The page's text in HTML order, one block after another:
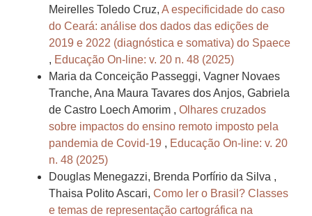
Meirelles Toledo Cruz, A especificidade do caso
do Ceará: análise dos dados das edições de
2019 e 2022 (diagnóstica e somativa) do Spaece
, Educação On-line: v. 20 n. 48 (2025)
Maria da Conceição Passeggi, Vagner Novaes
Tranche, Ana Maura Tavares dos Anjos, Gabriela
de Castro Loech Amorim , Olhares cruzados
sobre impactos do ensino remoto imposto pela
pandemia de Covid-19 , Educação On-line: v. 20
n. 48 (2025)
Douglas Menegazzi, Brenda Porfírio da Silva ,
Thaisa Polito Ascari, Como ler o Brasil? Classes
e temas de representação cartográfica na